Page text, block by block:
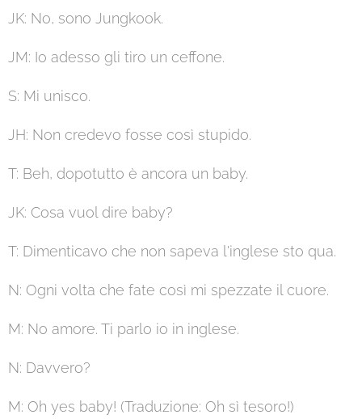
JK: No, sono Jungkook.
JM: Io adesso gli tiro un ceffone.
S: Mi unisco.
JH: Non credevo fosse così stupido.
T: Beh, dopotutto è ancora un baby.
JK: Cosa vuol dire baby?
T: Dimenticavo che non sapeva l'inglese sto qua.
N: Ogni volta che fate così mi spezzate il cuore.
M: No amore. Ti parlo io in inglese.
N: Davvero?
M: Oh yes baby! (Traduzione: Oh sì tesoro!)